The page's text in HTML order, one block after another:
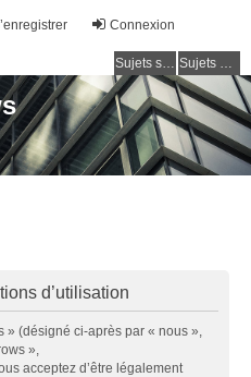
Connexion
Sujets sans réponse Sujets actifs
d’utilisation
» (désigné ci-après par « nous »,
»,
acceptez d’être légalement